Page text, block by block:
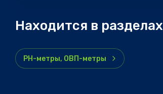
Находится в разделах
PH-метры, ОВП-метры